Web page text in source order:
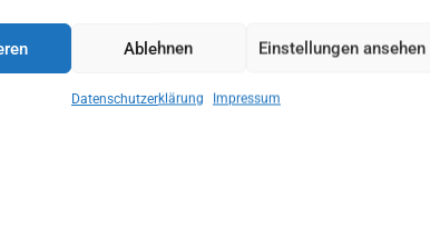
Ablehnen Einstellungen ansehen
Datenschutzerklärung Impressum
european-